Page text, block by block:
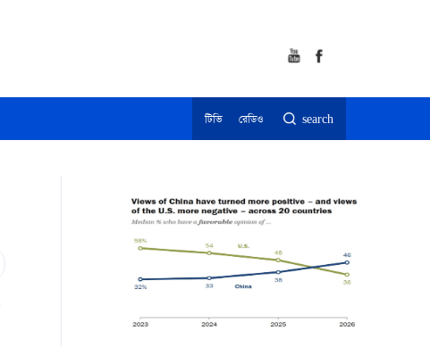
টিভি রেডিও search